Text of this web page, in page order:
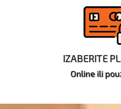
IZABERITE
Online ili